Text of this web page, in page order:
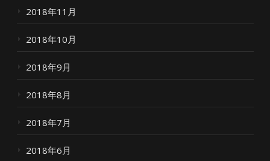
2018年11月
2018年10月
2018年9月
2018年8月
2018年7月
2018年6月